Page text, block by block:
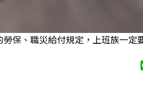
保、職災給付規定，上班族一定